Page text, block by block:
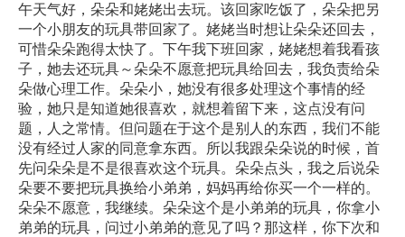
午天气好，朵朵和姥姥出去玩。该回家吃饭了，朵朵把另
一个小朋友的玩具带回家了。姥姥当时想让朵朵还回去，
可惜朵朵跑得太快了。下午我下班回家，姥姥想着我看孩
子，她去还玩具～朵朵不愿意把玩具给回去，我负责给朵
朵做心理工作。朵朵小，她没有很多处理这个事情的经
验，她只是知道她很喜欢，就想着留下来，这点没有问
题，人之常情。但问题在于这个是别人的东西，我们不能
没有经过人家的同意拿东西。所以我跟朵朵说的时候，首
先问朵朵是不是很喜欢这个玩具。朵朵点头，我之后说朵
朵要不要把玩具换给小弟弟，妈妈再给你买一个一样的。
朵朵不愿意，我继续。朵朵这个是小弟弟的玩具，你拿小
弟弟的玩具，问过小弟弟的意见了吗？那这样，你下次和